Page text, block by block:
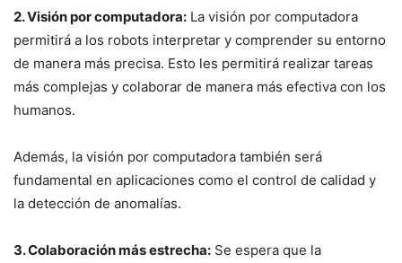
2. Visión por computadora: La visión por computadora
permitirá a los robots interpretar y comprender su entorno
de manera más precisa. Esto les permitirá realizar tareas
más complejas y colaborar de manera más efectiva con los
humanos.
Además, la visión por computadora también será
fundamental en aplicaciones como el control de calidad y
la detección de anomalías.
3. Colaboración más estrecha: Se espera que la